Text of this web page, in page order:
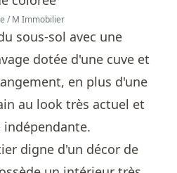
/ M Immobilier
sous-sol avec une
dotée d'une cuve et
en plus d'une
au look très actuel et